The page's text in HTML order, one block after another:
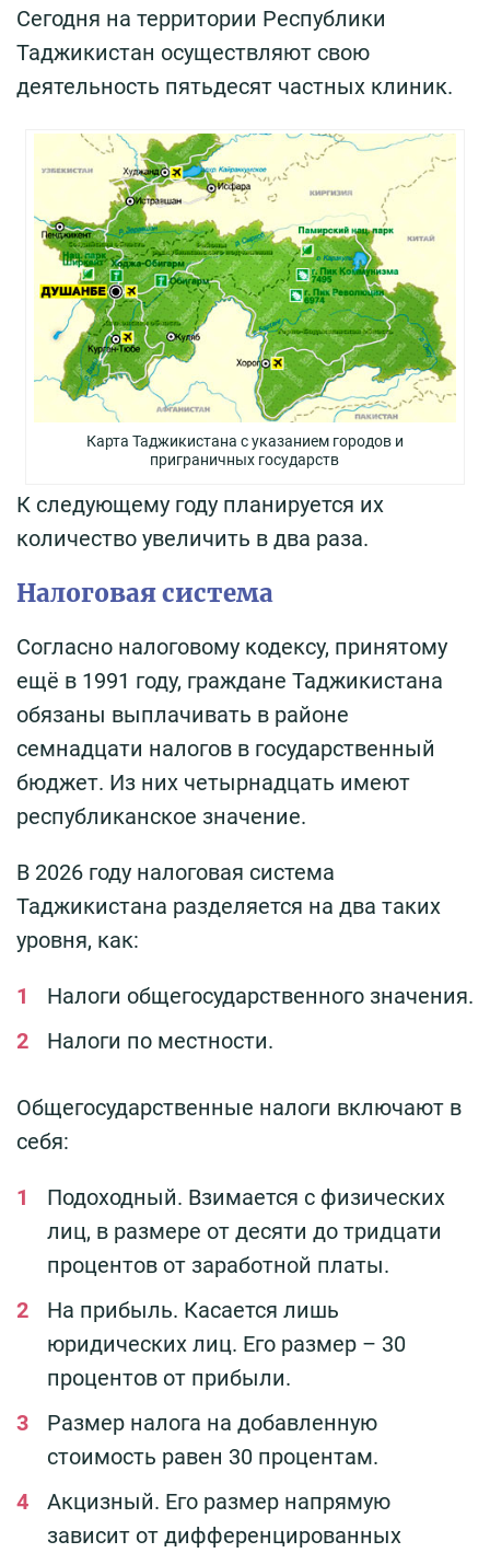
Сегодня на территории Республики
Таджикистан осуществляют свою
деятельность пятьдесят частных клиник.
Карта Таджикистана с указанием городов и
приграничных государств
К следующему году планируется их
количество увеличить в два раза.
Налоговая система
Согласно налоговому кодексу, принятому
ещё в 1991 году, граждане Таджикистана
обязаны выплачивать в районе
семнадцати налогов в государственный
бюджет. Из них четырнадцать имеют
республиканское значение.
В 2026 году налоговая система
Таджикистана разделяется на два таких
уровня, как:
Налоги общегосударственного значения.
Налоги по местности.
Общегосударственные налоги включают в
себя:
Подоходный. Взимается с физических
лиц, в размере от десяти до тридцати
процентов от заработной платы.
На прибыль. Касается лишь
юридических лиц. Его размер – 30
процентов от прибыли.
Размер налога на добавленную
стоимость равен 30 процентам.
Акцизный. Его размер напрямую
зависит от дифференцированных